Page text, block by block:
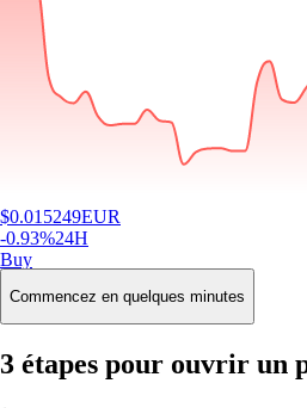
$0.015249EUR
-0.93%24H
Buy
Commencez en quelques minutes
3 étapes pour ouvrir un